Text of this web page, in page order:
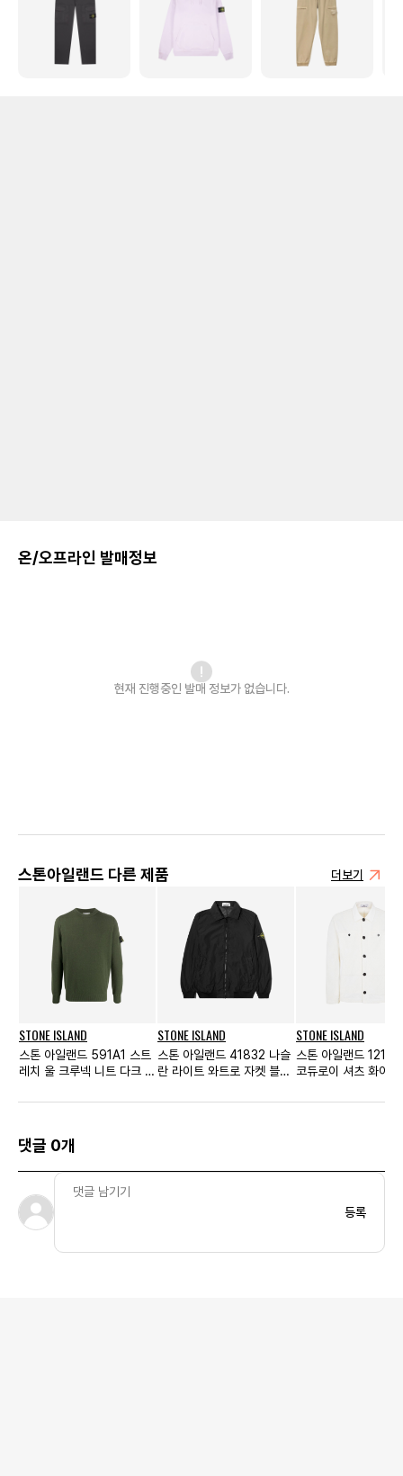
온/오프라인 발매정보
현재 진행중인 발매 정보가 없습니다.
스톤아일랜드 다른 제품 더보기
STONE ISLAND
스톤 아일랜드 591A1 스트
레치 울 크루넥 니트 다크 그
STONE ISLAND
스톤 아일랜드 41832 나슬
란 라이트 와트로 자켓 블랙
STONE ISLAND
스톤 아일랜드 12111
코듀로이 셔츠 화이
댓글 0개
등록